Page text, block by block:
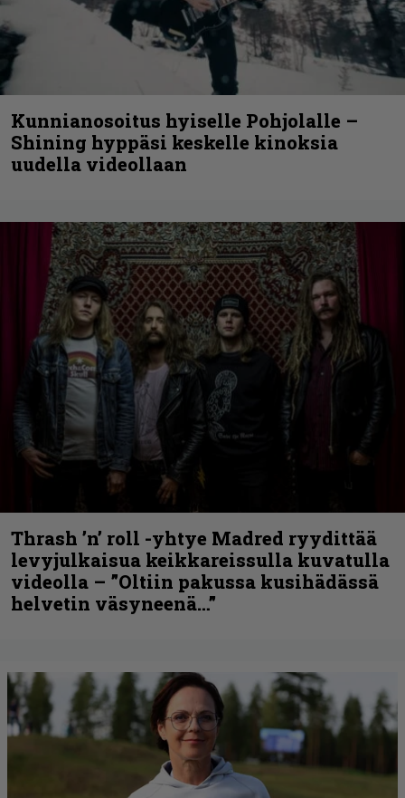
Kunnianosoitus hyiselle Pohjolalle –
Shining hyppäsi keskelle kinoksia
uudella videollaan
Thrash ’n’ roll -yhtye Madred ryydittää
levyjulkaisua keikkareissulla kuvatulla
videolla – ”Oltiin pakussa kusihädässä
helvetin väsyneenä…”